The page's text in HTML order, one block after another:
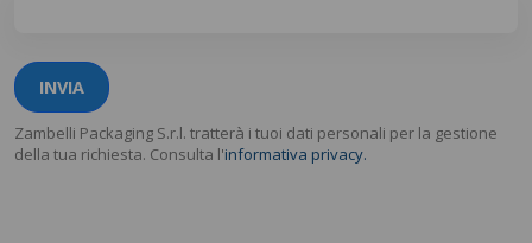
INVIA
Zambelli Packaging S.r.l. tratterà i tuoi dati personali per la gestione
della tua richiesta. Consulta l'informativa privacy.